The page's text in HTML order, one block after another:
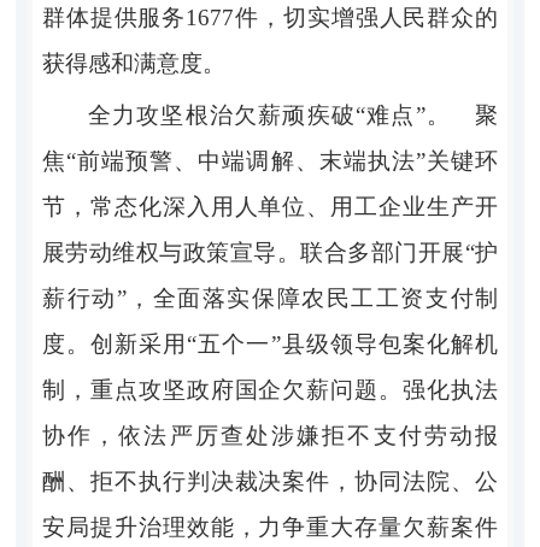
群体提供服务1677件，切实增强人民群众的
获得感和满意度。
全力攻坚根治欠薪顽疾破“难点”。 聚
焦“前端预警、中端调解、末端执法”关键环
节，常态化深入用人单位、用工企业生产开
展劳动维权与政策宣导。联合多部门开展“护
薪行动”，全面落实保障农民工工资支付制
度。创新采用“五个一”县级领导包案化解机
制，重点攻坚政府国企欠薪问题。强化执法
协作，依法严厉查处涉嫌拒不支付劳动报
酬、拒不执行判决裁决案件，协同法院、公
安局提升治理效能，力争重大存量欠薪案件